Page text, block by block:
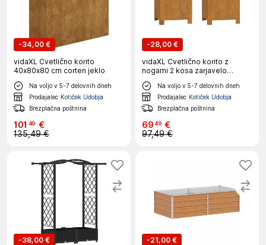
-34,00 €
vidaXL Cvetlično korito
40x80x80 cm corten jeklo
Na voljo v 5-7 delovnih dneh
Prodajalec Kotiček Udobja
Brezplačna poštnina
101 49 €
135,49 €
-28,00 €
vidaXL Cvetlično korito z
nogami 2 kosa zarjavelo
32x30x33 cm jeklo
Na voljo v 5-7 delovnih dneh
Prodajalec Kotiček Udobja
Brezplačna poštnina
6949 €
97,49 €
-38,00 €
-21,00 €